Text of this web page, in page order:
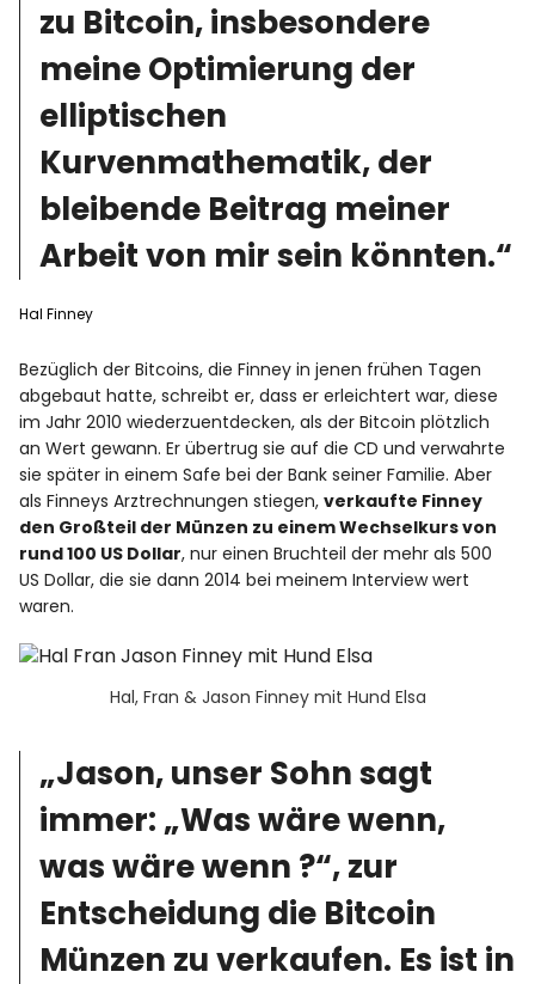
zu Bitcoin, insbesondere
meine Optimierung der
elliptischen
Kurvenmathematik, der
bleibende Beitrag meiner
Arbeit von mir sein könnten.“
Hal Finney
Bezüglich der Bitcoins, die Finney in jenen frühen Tagen
abgebaut hatte, schreibt er, dass er erleichtert war, diese
im Jahr 2010 wiederzuentdecken, als der Bitcoin plötzlich
an Wert gewann. Er übertrug sie auf die CD und verwahrte
sie später in einem Safe bei der Bank seiner Familie. Aber
als Finneys Arztrechnungen stiegen,verkaufte Finney
den Großteil der Münzen zu einem Wechselkurs von
rund 100 US Dollar, nur einen Bruchteil der mehr als 500
US Dollar, die sie dann 2014 bei meinem Interview wert
waren.
Hal, Fran & Jason Finney mit Hund Elsa
„Jason, unser Sohn sagt
immer: „Was wäre wenn,
was wäre wenn ?“, zur
Entscheidung die Bitcoin
Münzen zu verkaufen. Es ist in